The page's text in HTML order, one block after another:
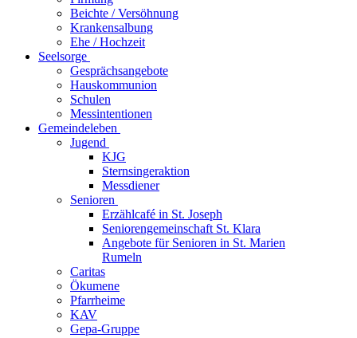
Beichte / Versöhnung
Krankensalbung
Ehe / Hochzeit
Seelsorge
Gesprächsangebote
Hauskommunion
Schulen
Messintentionen
Gemeindeleben
Jugend
KJG
Sternsingeraktion
Messdiener
Senioren
Erzählcafé in St. Joseph
Seniorengemeinschaft St. Klara
Angebote für Senioren in St. Marien
Rumeln
Caritas
Ökumene
Pfarrheime
KAV
Gepa-Gruppe